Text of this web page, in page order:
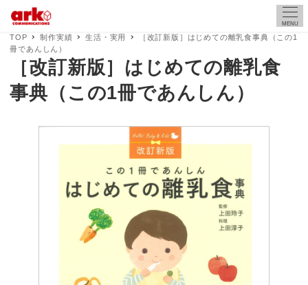
MENU
TOP 制作実績 生活・実用
［改訂新版］はじめての離乳食事典（この1
冊であんしん）
［改訂新版］はじめての離乳食
事典（この1冊であんしん）